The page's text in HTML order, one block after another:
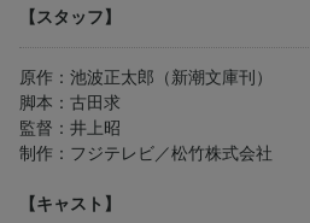
【スタッフ】
原作：池波正太郎（新潮文庫刊）
脚本：古田求
監督：井上昭
制作：フジテレビ／松竹株式会社
【キャスト】